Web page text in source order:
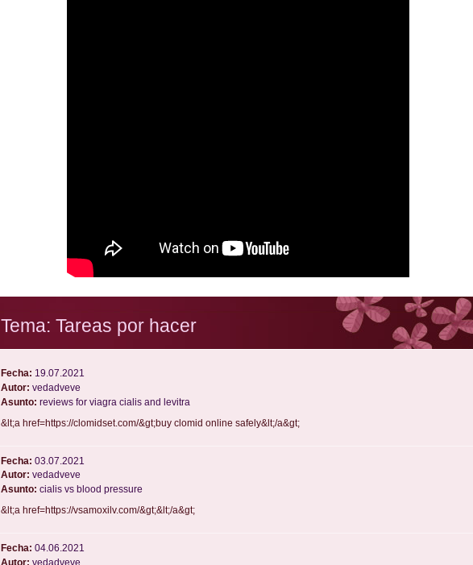
Tema: Tareas por hacer
Fecha: 19.07.2021
Autor: vedadveve
Asunto: reviews for viagra cialis and levitra
&lt;a href=https://clomidset.com/&gt;buy clomid online safely&lt;/a&gt;
Fecha: 03.07.2021
Autor: vedadveve
Asunto: cialis vs blood pressure
&lt;a href=https://vsamoxilv.com/&gt;&lt;/a&gt;
Fecha: 04.06.2021
Autor: vedadveve